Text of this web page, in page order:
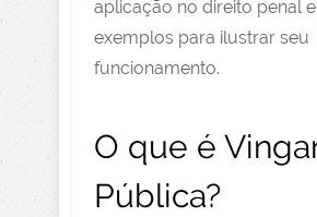
aplicação no direito penal
exemplos para ilustrar seu
funcionamento.
O que é
Pública?